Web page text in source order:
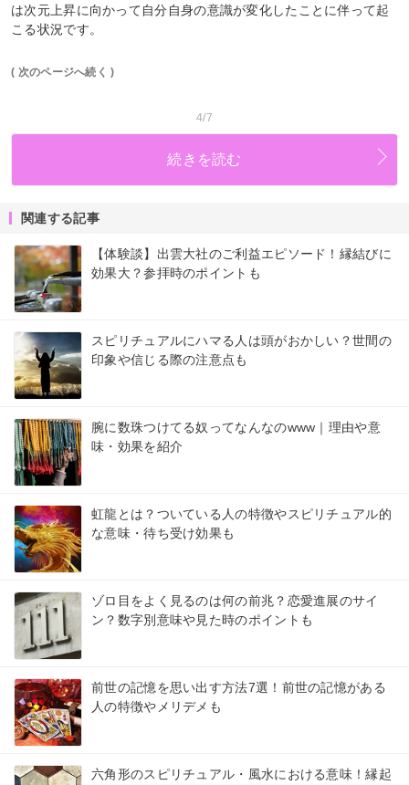
は次元上昇に向かって自分自身の意識が変化したことに伴って起
こる状況です。
( 次のページへ続く )
4/7
続きを読む
関連する記事
【体験談】出雲大社のご利益エピソード！縁結びに
効果大？参拝時のポイントも
スピリチュアルにハマる人は頭がおかしい？世間の
印象や信じる際の注意点も
腕に数珠つけてる奴ってなんなのwww｜理由や意
味・効果を紹介
虹龍とは？ついている人の特徴やスピリチュアル的
な意味・待ち受け効果も
ゾロ目をよく見るのは何の前兆？恋愛進展のサイ
ン？数字別意味や見た時のポイントも
前世の記憶を思い出す方法7選！前世の記憶がある
人の特徴やメリデメも
六角形のスピリチュアル・風水における意味！縁起